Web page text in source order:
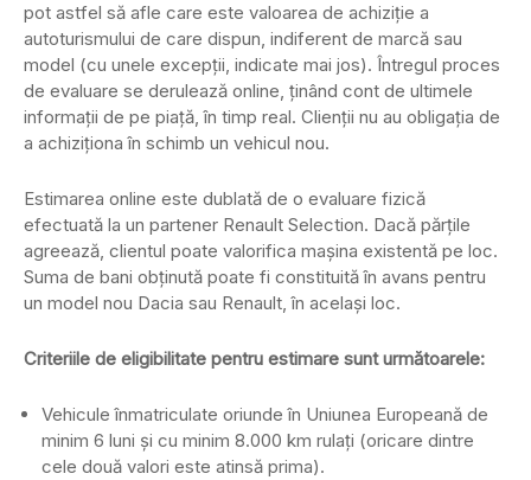
pot astfel să afle care este valoarea de achiziție a
autoturismului de care dispun, indiferent de marcă sau
model (cu unele excepții, indicate mai jos). Întregul proces
de evaluare se derulează online, ținând cont de ultimele
informații de pe piaţă, în timp real. Clienţii nu au obligația de
a achiziționa în schimb un vehicul nou.
Estimarea online este dublată de o evaluare fizică
efectuată la un partener Renault Selection. Dacă părțile
agreează, clientul poate valorifica mașina existentă pe loc.
Suma de bani obținută poate fi constituită în avans pentru
un model nou Dacia sau Renault, în acelaşi loc.
Criteriile de eligibilitate pentru estimare sunt următoarele:
Vehicule înmatriculate oriunde în Uniunea Europeană de
minim 6 luni și cu minim 8.000 km rulați (oricare dintre
cele două valori este atinsă prima).